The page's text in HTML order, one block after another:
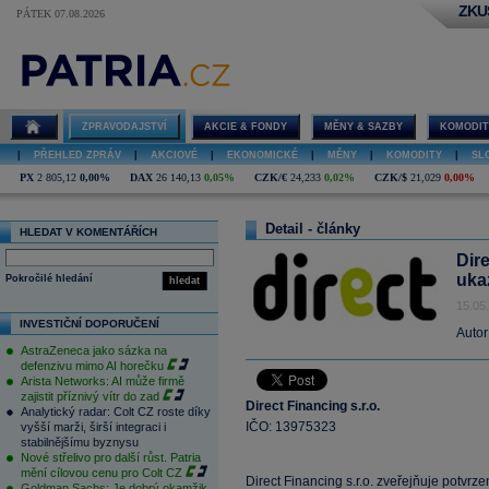
PÁTEK 07.08.2026
ZPRAVODAJSTVÍ AKCIE & FONDY MĚNY & SAZBY
PŘEHLED ZPRÁV AKCIOVÉ EKONOMICKÉ MĚNY KOMODITY
PX 2 805,12 0,00% DAX 26 140,13 0,05% CZK/€ 24,233 0,02% CZK/$ 21,029 0,00%
HLEDAT V KOMENTÁŘÍCH
hledat
Pokročilé hledání
INVESTIČNÍ DOPORUČENÍ
AstraZeneca jako sázka na
defenzivu mimo AI horečku
Arista Networks: AI může firmě
zajistit příznivý vítr do zad
Analytický radar: Colt CZ roste díky
vyšší marži, širší integraci i
stabilnějšímu byznysu
Nové střelivo pro další růst. Patria
mění cílovou cenu pro Colt CZ
Detail - články
Direct Financing s.r.o.
IČO: 13975323
Direct Financing s.r.o. zveřejňuje